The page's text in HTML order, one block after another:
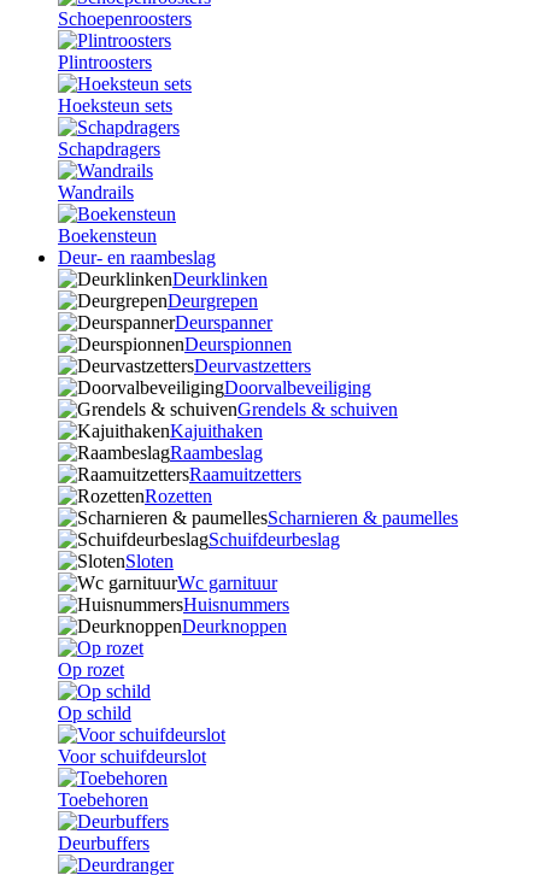
Schoepenroosters
Plintroosters
Hoeksteun sets
Schapdragers
Wandrails
Boekensteun
Deur- en raambeslag
Deurklinken
Deurgrepen
Deurspanner
Deurspionnen
Deurvastzetters
Doorvalbeveiliging
Grendels & schuiven
Kajuithaken
Raambeslag
Raamuitzetters
Rozetten
Scharnieren & paumelles
Schuifdeurbeslag
Sloten
Wc garnituur
Huisnummers
Deurknoppen
Op rozet
Op schild
Voor schuifdeurslot
Toebehoren
Deurbuffers